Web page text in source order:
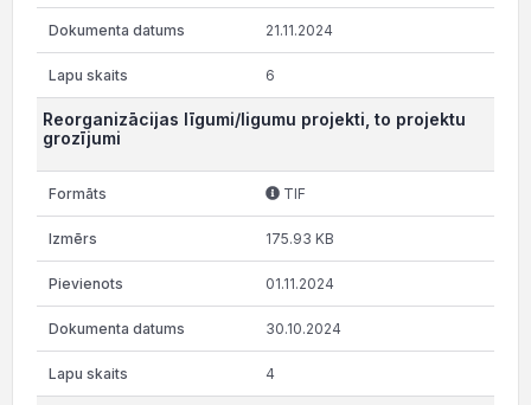
21.11.2024
6
Reorganizācijas līgumi/ligumu projekti, to projektu
grozījumi
TIF
175.93 KB
01.11.2024
30.10.2024
4